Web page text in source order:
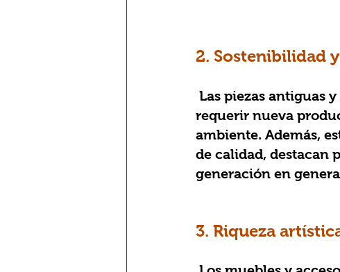
2. Sostenibilidad
requerir nueva
ambiente. Además,
de calidad, destacan
generación en
3. Riqueza